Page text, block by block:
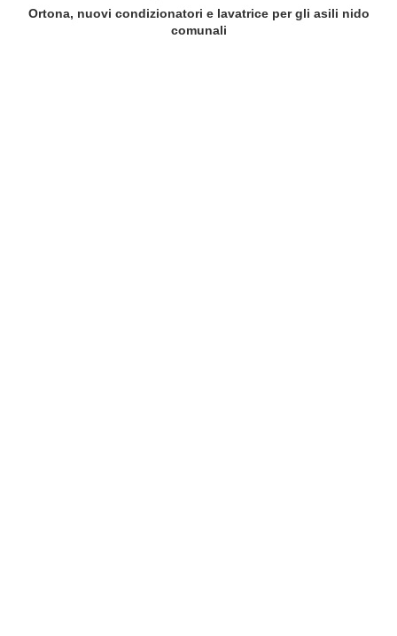
Ortona, nuovi condizionatori e lavatrice per gli asili nido
comunali